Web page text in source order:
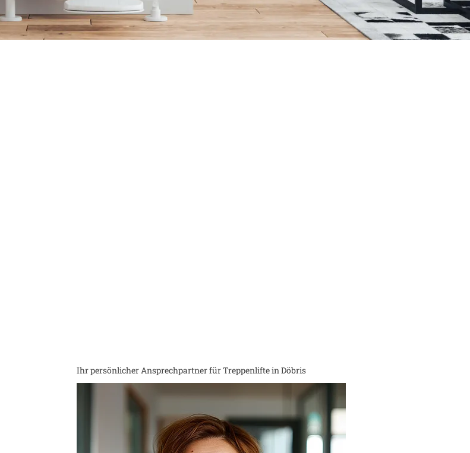
Ihr persönlicher Ansprechpartner für Treppenlifte in Döbris